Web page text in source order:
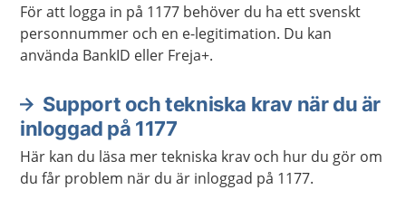
För att logga in på 1177 behöver du ha ett svenskt
personnummer och en e-legitimation. Du kan
använda BankID eller Freja+.
Support och tekniska krav när du är
inloggad på 1177
Här kan du läsa mer tekniska krav och hur du gör om
du får problem när du är inloggad på 1177.